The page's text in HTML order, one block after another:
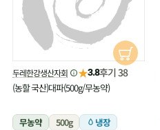
두레한강생산자회 ★3.8후기 38
(농할 국산)대파(500g/무농약)
무농약 500g 냉장